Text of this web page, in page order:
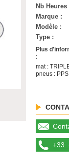
Nb Heures
Marque :
Modèle :
Type :
Plus
:
mat :
pneus :
+33.